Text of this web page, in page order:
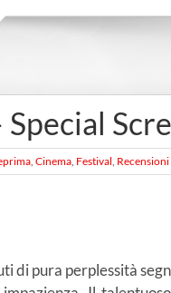
, Cinema, Festival,
di pura perplessità